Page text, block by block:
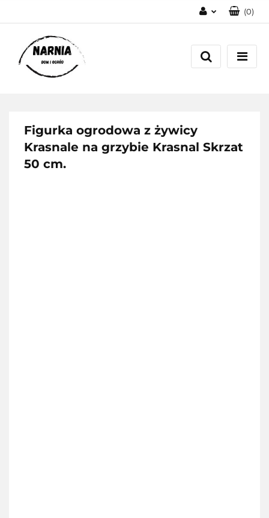
Zarejestruj się
(0)
Figurka ogrodowa z żywicy
Krasnale na grzybie Krasnal Skrzat
50 cm.